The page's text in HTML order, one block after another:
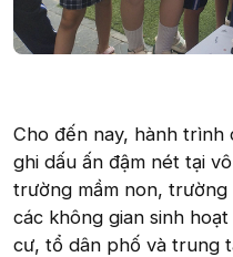
Cho đến nay, hành trình
ghi dấu ấn đậm nét tại
trường mầm non,
các không gian sinh
cư, tổ dân phố và trung